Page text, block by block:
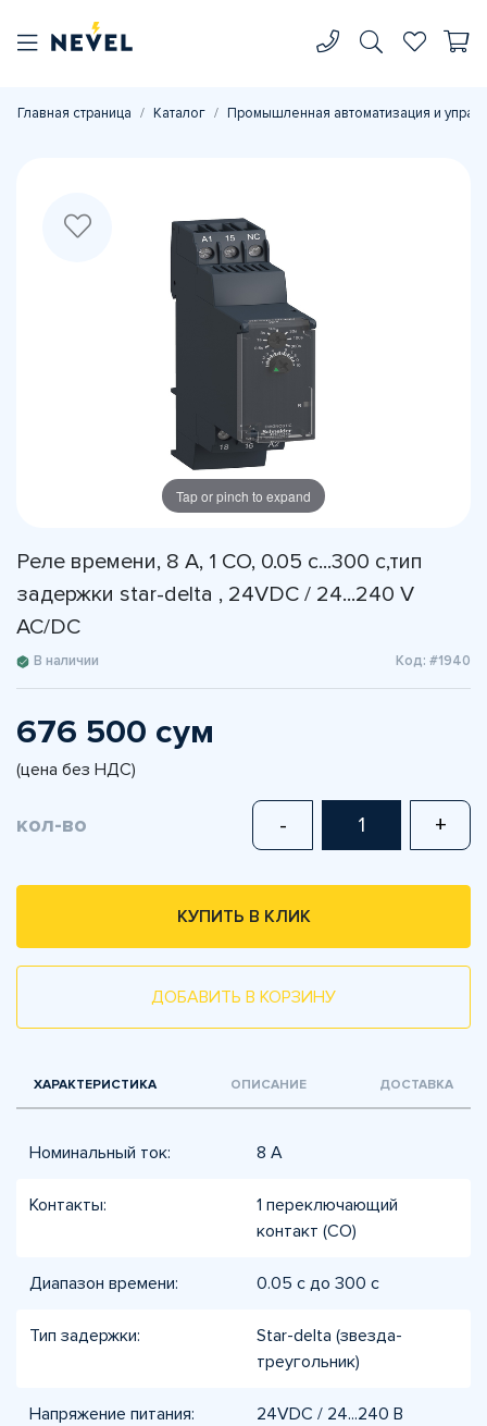
Главная страница Каталог Промышленная автоматизация и
Tap or pinch to expand
Реле времени, 8 A, 1 CO, 0.05 с...300 с,тип
задержки star-delta , 24VDC / 24...240 V
AC/DC
В наличии Код: #1940
676 500 сум
(цена без НДС)
кол-во - +
КУПИТЬ В КЛИК
ДОБАВИТЬ В КОРЗИНУ
ХАРАКТЕРИСТИКА ОПИСАНИЕ ДОСТАВКА
Номинальный ток: 8 А
Контакты:
1 переключающий
контакт (CO)
Диапазон времени: 0.05 с до 300 с
Тип задержки:
Star-delta (звезда-
треугольник)
Напряжение питания:
24VDC / 24...240 В